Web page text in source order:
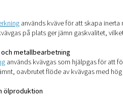
renhet, på begäran
system möjliggör exakt
producera det på begäran.
avfall och utsläpp
från cylindrar eller
och mindre hanteringsavfall.